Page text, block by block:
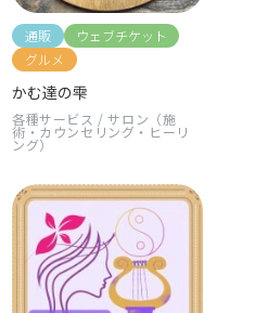
通販
ウェブチケット
グルメ
かむ達の雫
各種サービス /サロン（施
術・カウンセリング・ヒーリ
ング）